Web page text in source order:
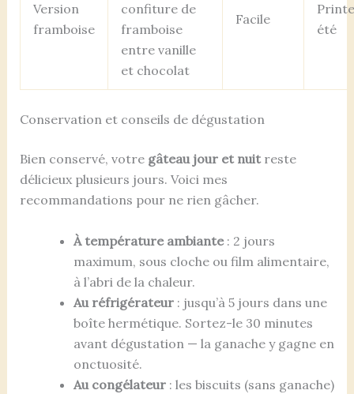
Version
framboise
confiture de
framboise
entre vanille
et chocolat
Facile
été
Conservation et conseils de dégustation
Bien conservé, votre gâteau jour et nuitreste
délicieux plusieurs jours. Voici mes
recommandations pour ne rien gâcher.
À température ambiante: 2 jours
maximum, sous cloche ou film alimentaire,
à l’abri de la chaleur.
Au réfrigérateur: jusqu’à 5 jours dans une
boîte hermétique. Sortez-le 30 minutes
avant dégustation — la ganache y gagne en
onctuosité.
Au congélateur: les biscuits (sans ganache)